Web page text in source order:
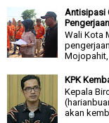
Antisipasi
Wali Kota
KPK
Kepala
akan